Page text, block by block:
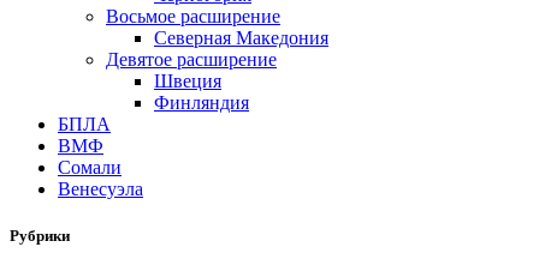
Восьмое расширение
Северная Македония
Девятое расширение
Швеция
Финляндия
БПЛА
ВМФ
Сомали
Венесуэла
Рубрики